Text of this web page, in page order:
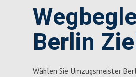
Berlin
Wählen Sie Umzugsmeister